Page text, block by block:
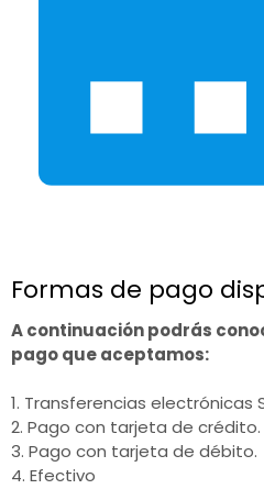
Formas de pago
A continuación podrás
pago que aceptamos:
1. Transferencias electrónicas
2. Pago con tarjeta de crédito.
3. Pago con tarjeta de débito.
4. Efectivo